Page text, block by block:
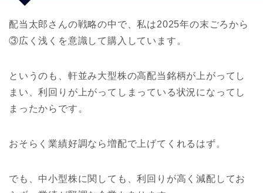
配当太郎さんの戦略の中で、私は2025年の末ごろから
③広く浅くを意識して購入しています。
というのも、軒並み大型株の高配当銘柄が上がってし
まい、利回りが上がってしまっている状況になってし
まったからです。
おそらく業績好調なら増配で上げてくれるはず。
でも、中小型株に関しても、利回りが高く減配してお